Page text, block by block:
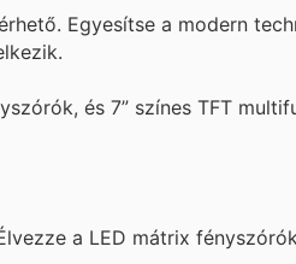
Egyesítse a modern
és 7” színes TFT
a LED mátrix